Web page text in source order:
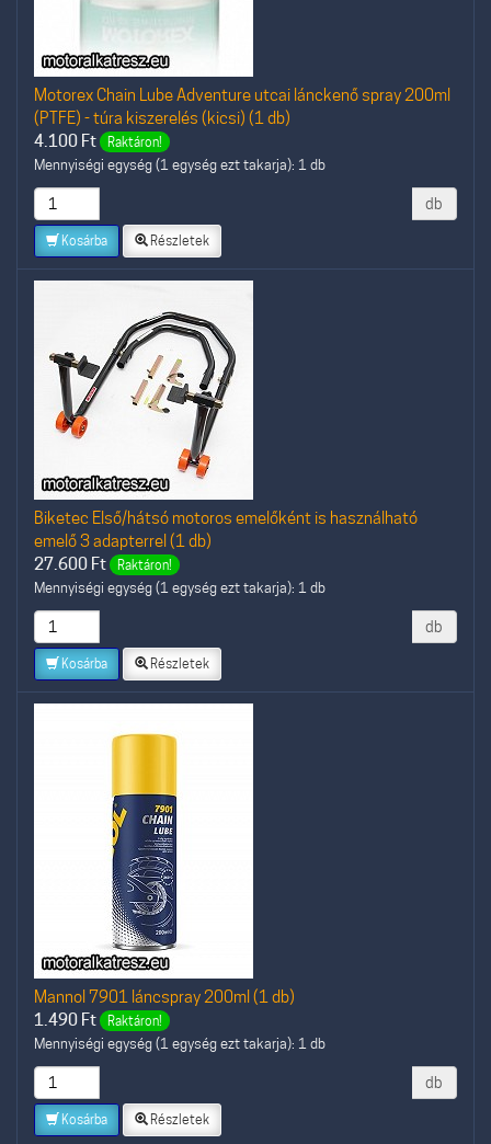
Motorex Chain Lube Adventure utcai lánckenő spray 200ml
(PTFE) - túra kiszerelés (kicsi) (1 db)
4.100 Ft Raktáron!
Mennyiségi egység (1 egység ezt takarja): 1 db
db
Kosárba Részletek
Biketec Első/hátsó motoros emelőként is használható
emelő 3 adapterrel (1 db)
27.600 Ft Raktáron!
Mennyiségi egység (1 egység ezt takarja): 1 db
db
Kosárba Részletek
Mannol 7901 láncspray 200ml (1 db)
1.490 Ft Raktáron!
Mennyiségi egység (1 egység ezt takarja): 1 db
db
Kosárba Részletek